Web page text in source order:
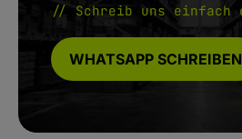
// Schreib uns einfach
WHATSAPP SCHREIBEN